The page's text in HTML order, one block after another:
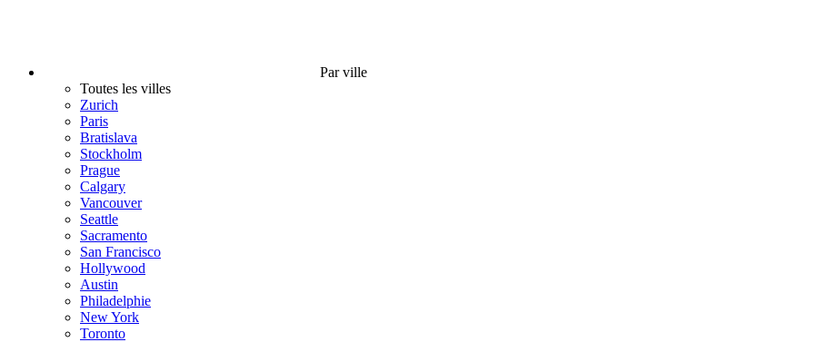
Par ville
Toutes les villes
Zurich
Paris
Bratislava
Stockholm
Prague
Calgary
Vancouver
Seattle
Sacramento
San Francisco
Hollywood
Austin
Philadelphie
New York
Toronto